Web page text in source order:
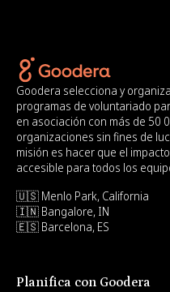
Goodera selecciona y
programas de voluntariado
en asociación con más de 50
organizaciones sin fines de
misión es hacer que el
accesible para todos los
🇺🇸 Menlo Park, California
🇮🇳 Bangalore, IN
🇪🇸 Barcelona, ES
Planifica con Goodera